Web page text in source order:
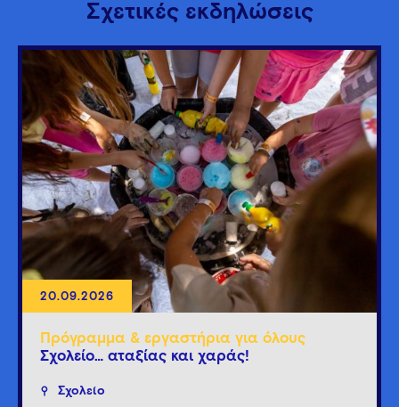
Σχετικές εκδηλώσεις
20.09.2026
Πρόγραμμα & εργαστήρια για όλους
Σχολείο… αταξίας και χαράς!
Σχολείο